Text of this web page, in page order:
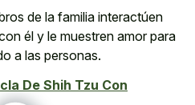
de la familia interactúen
él y le muestren amor para
a las personas.
De Shih Tzu Con